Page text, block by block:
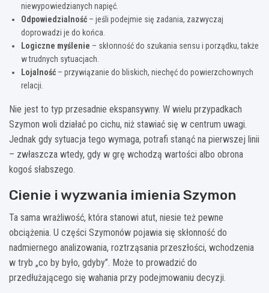
niewypowiedzianych napięć.
Odpowiedzialność – jeśli podejmie się zadania, zazwyczaj
doprowadzi je do końca.
Logiczne myślenie – skłonność do szukania sensu i porządku, także
w trudnych sytuacjach.
Lojalność – przywiązanie do bliskich, niechęć do powierzchownych
relacji.
Nie jest to typ przesadnie ekspansywny. W wielu przypadkach
Szymon woli działać po cichu, niż stawiać się w centrum uwagi.
Jednak gdy sytuacja tego wymaga, potrafi stanąć na pierwszej linii
– zwłaszcza wtedy, gdy w grę wchodzą wartości albo obrona
kogoś słabszego.
Cienie i wyzwania imienia Szymon
Ta sama wrażliwość, która stanowi atut, niesie też pewne
obciążenia. U części Szymonów pojawia się skłonność do
nadmiernego analizowania, roztrząsania przeszłości, wchodzenia
w tryb „co by było, gdyby”. Może to prowadzić do
przedłużającego się wahania przy podejmowaniu decyzji.